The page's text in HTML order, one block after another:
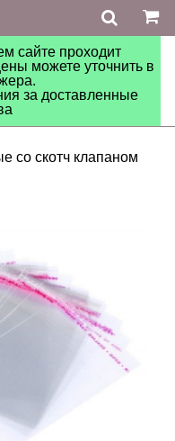
сайте проходит
можете уточнить в
за доставленные
со скотч клапаном